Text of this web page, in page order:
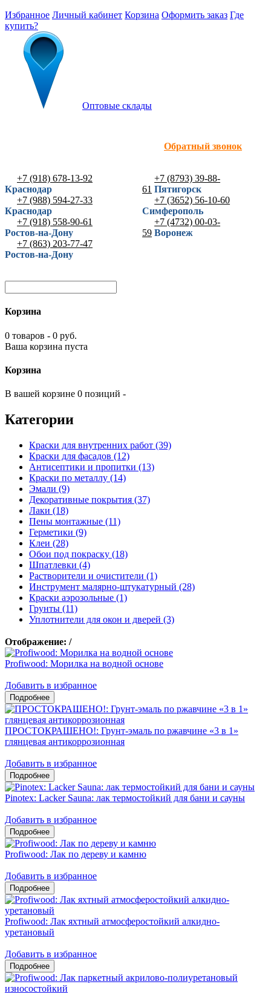
Избранное Личный кабинет Корзина Оформить заказ Где
купить?
Оптовые склады
Обратный звонок
+7 (918) 678-13-92
Краснодар
+7 (988) 594-27-33
Краснодар
+7 (918) 558-90-61
Ростов-на-Дону
+7 (863) 203-77-47
Ростов-на-Дону
+7 (8793) 39-88-
61 Пятигорск
+7 (3652) 56-10-60
Симферополь
+7 (4732) 00-03-
59 Воронеж
Корзина
0 товаров - 0 руб.
Ваша корзина пуста
Корзина
В вашей корзине 0 позиций -
Категории
Краски для внутренних работ (39)
Краски для фасадов (12)
Антисептики и пропитки (13)
Краски по металлу (14)
Эмали (9)
Декоративные покрытия (37)
Лаки (18)
Пены монтажные (11)
Герметики (9)
Клеи (28)
Обои под покраску (18)
Шпатлевки (4)
Растворители и очистители (1)
Инструмент малярно-штукатурный (28)
Краски аэрозольные (1)
Грунты (11)
Уплотнители для окон и дверей (3)
Отображение: /
Profiwood: Морилка на водной основе
Добавить в избранное
ПРОСТОКРАШЕНО!: Грунт-эмаль по ржавчине «3 в 1»
глянцевая антикоррозионная
Добавить в избранное
Pinotex: Lacker Sauna: лак термостойкий для бани и сауны
Добавить в избранное
Profiwood: Лак по дереву и камню
Добавить в избранное
Profiwood: Лак яхтный атмосферостойкий алкидно-
уретановый
Добавить в избранное